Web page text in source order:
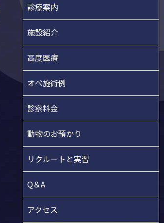
診療案内
施設紹介
高度医療
オペ施術例
診察料金
動物のお預かり
リクルートと実習
Q＆A
アクセス